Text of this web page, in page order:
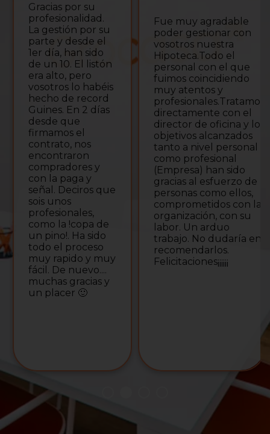
Gracias por su
profesionalidad.
La gestión por su
parte y desde el
1er día, han sido
de un 10. El listón
era alto, pero
vosotros lo habéis
hecho de record
Guines. En 2 días
desde que
firmamos el
contrato, nos
encontraron
compradores y
con la paga y
señal. Deciros que
sois unos
profesionales,
como la !copa de
un pino!. Ha sido
todo el proceso
muy rapido y muy
fácil. De nuevo....
muchas gracias y
un placer 🙂
Fue muy agradable
poder gestionar con
vosotros nuestra
Hipoteca.Todo el
personal con el que
fuimos coincidiendo
muy atentos y
profesionales.Tratamos
directamente con el
director de oficina y los
objetivos alcanzados
tanto a nivel personal
como profesional
(Empresa) han sido
gracias al esfuerzo de
personas como ellos,
comprometidos con la
organización, con su
labor. Un arduo
trabajo. No dudaría en
recomendarlos.
Felicitaciones¡¡¡¡¡¡